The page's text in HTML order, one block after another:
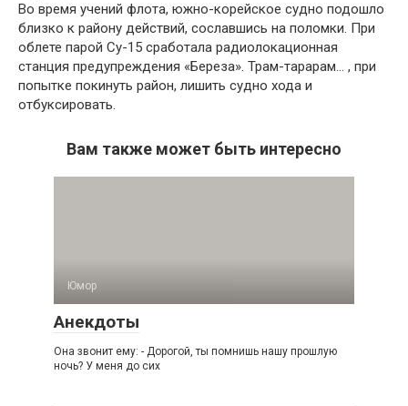
Во время учений флота, южно-корейское судно подошло
близко к району действий, сославшись на поломки. При
облете парой Су-15 сработала радиолокационная
станция предупреждения «Береза». Трам-тарарам… , при
попытке покинуть район, лишить судно хода и
отбуксировать.
Вам также может быть интересно
Юмор
Анекдоты
Она звонит ему: - Дорогой, ты помнишь нашу прошлую
ночь? У меня до сих